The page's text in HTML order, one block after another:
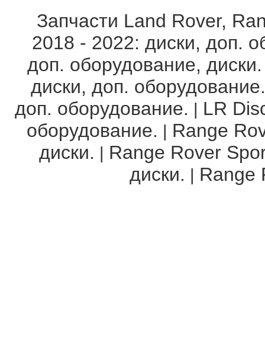
Запчасти Land Rover,
2018 - 2022: диски, доп.
доп. оборудование, диски.
диски, доп. оборудование.
доп. оборудование. | LR
оборудование. | Range
диски. | Range Rover
диски. | Range